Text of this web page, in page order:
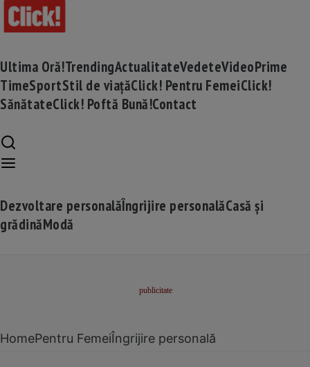
Ultima Oră!TrendingActualitateVedeteVideoPrime
TimeSportStil de viațăClick! Pentru FemeiClick!
SănătateClick! Poftă Bună!Contact
Dezvoltare personalăÎngrijire personalăCasă și
grădinăModă
HomePentru FemeiÎngrijire personală